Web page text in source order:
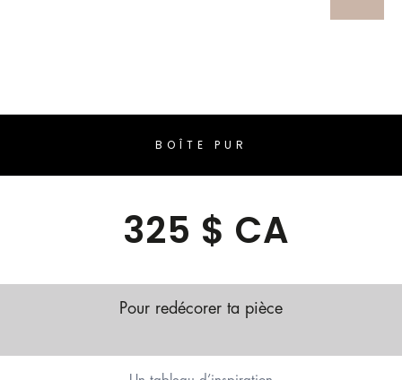
BOÎTE PUR
325 $ CA
Pour redécorer ta pièce